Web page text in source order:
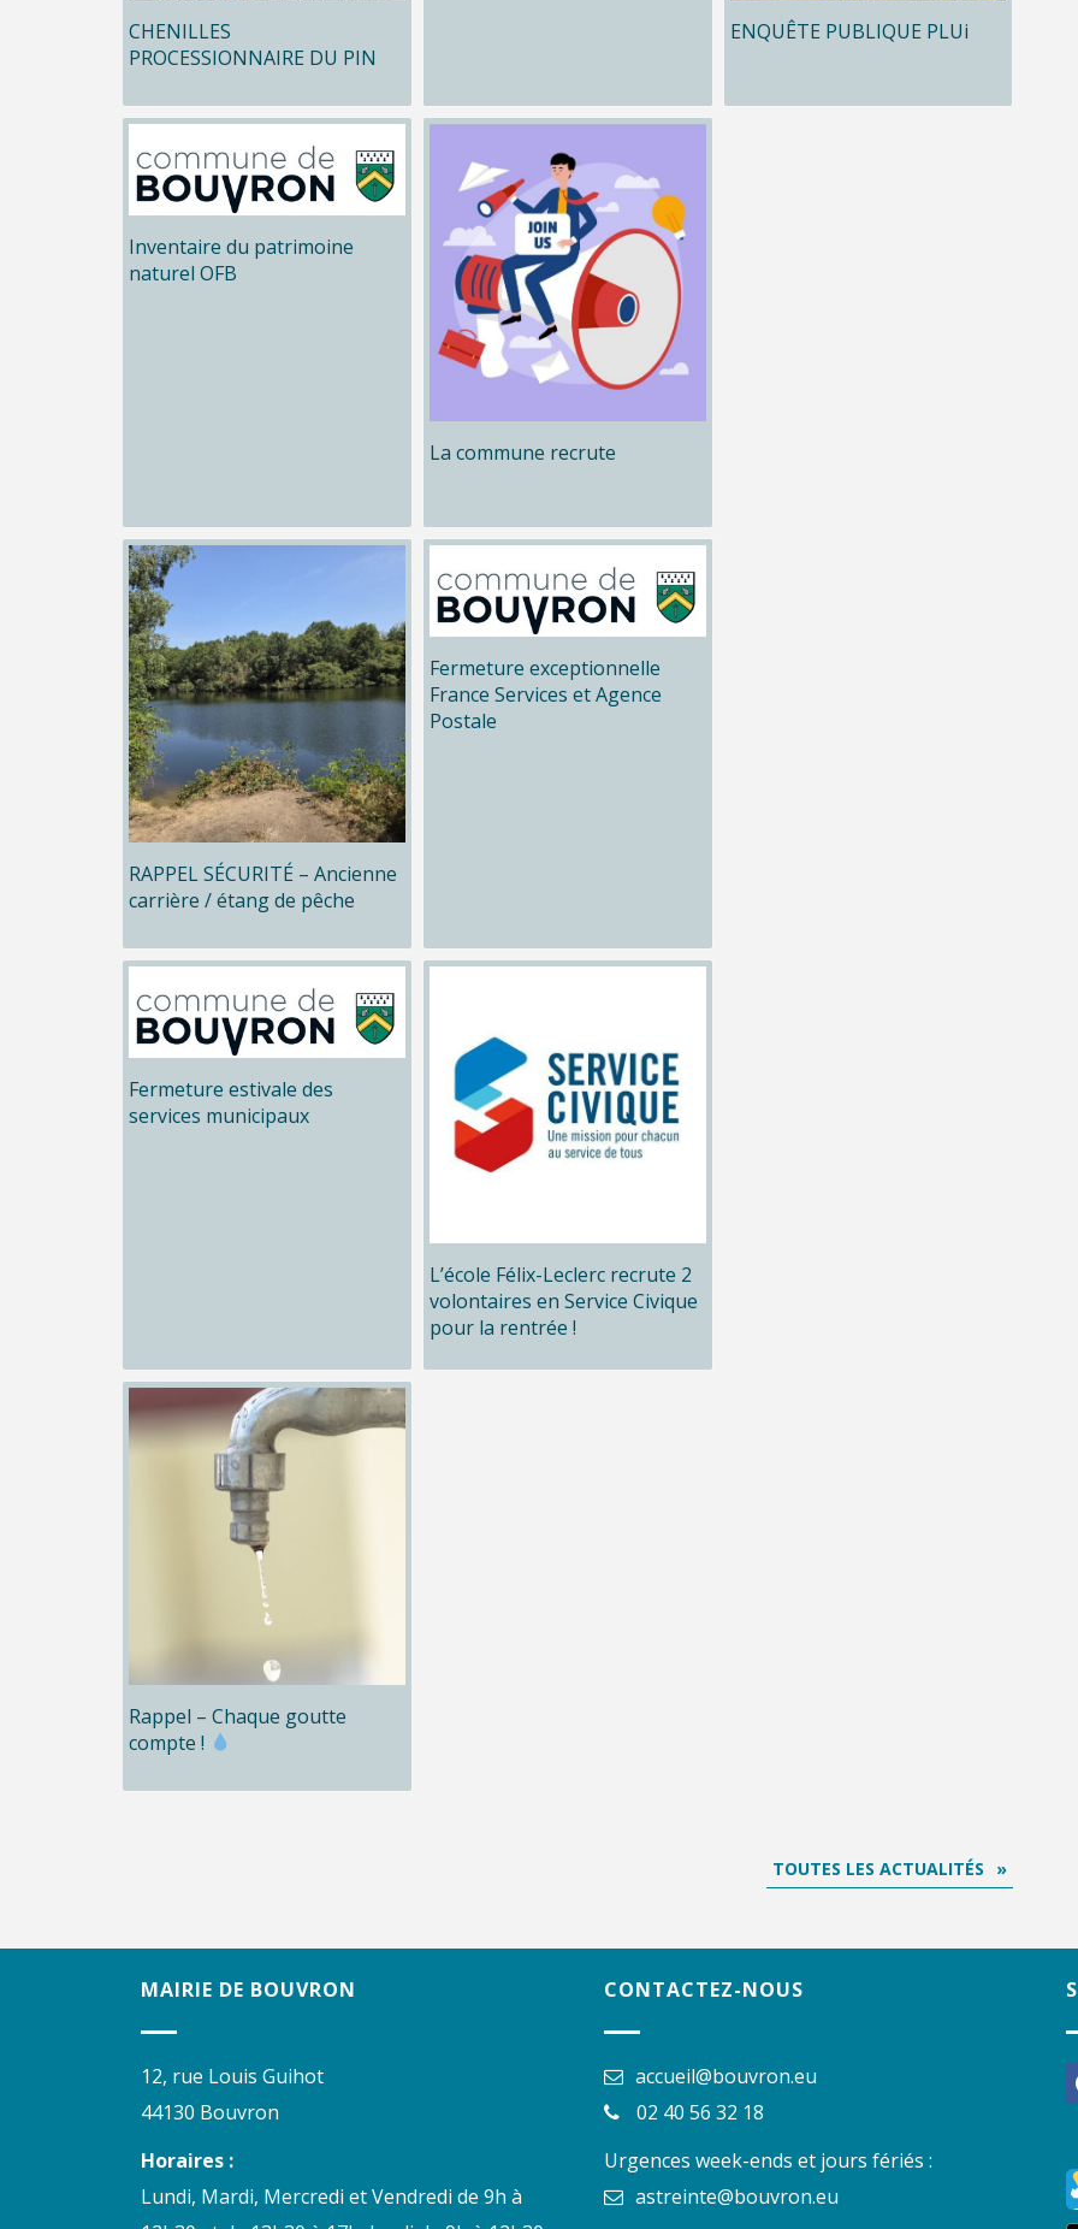
CHENILLES
PROCESSIONNAIRE DU PIN
ENQUÊTE PUBLIQUE PLUi
Inventaire du patrimoine
naturel OFB
La commune recrute
RAPPEL SÉCURITÉ – Ancienne
carrière / étang de pêche
Fermeture exceptionnelle
France Services et Agence
Postale
Fermeture estivale des
services municipaux
L’école Félix-Leclerc recrute 2
volontaires en Service Civique
pour la rentrée !
Rappel – Chaque goutte
compte !
TOUTES LES ACTUALITÉS
MAIRIE DE BOUVRON
12, rue Louis Guihot
44130 Bouvron
Horaires :
Lundi, Mardi, Mercredi et Vendredi de 9h à
CONTACTEZ-NOUS
accueil@bouvron.eu
02 40 56 32 18
Urgences week-ends et jours fériés :
astreinte@bouvron.eu